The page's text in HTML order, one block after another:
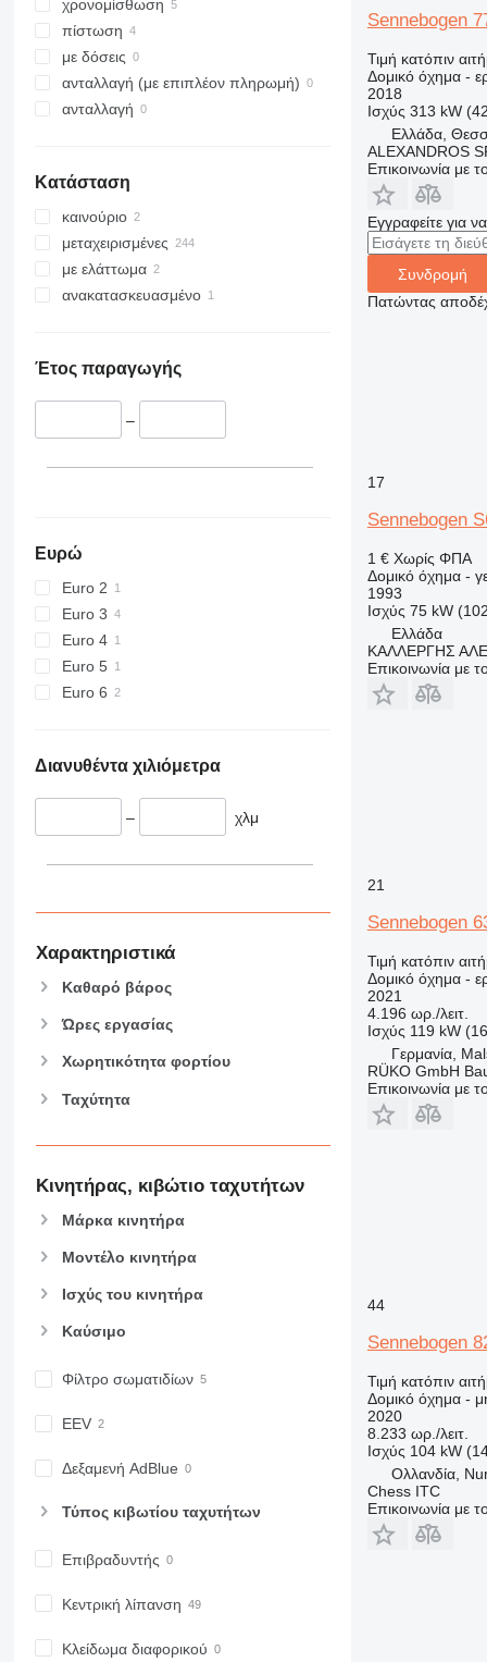
330
336
340
345
365
374
390
395
416
426
434
926
938
950
955
963
966
972
980
982
990
992
C-series
CB
D series
E-series
GC
MH
PM
S-Series
TM
VMT
Vibromax
χρονομίσθωση
πίστωση
με δόσεις
ανταλλαγή (με επιπλέον πληρωμή)
ανταλλαγή
Κατάσταση
καινούριο
μεταχειρισμένες
με ελάττωμα
ανακατασκευασμένο
Έτος παραγωγής
–
Ευρώ
Euro 2
Euro 3
Euro 4
Euro 5
Euro 6
Διανυθέντα χιλιόμετρα
– χλμ
Χαρακτηριστικά
Καθαρό βάρος
Ώρες εργασίας
Χωρητικότητα φορτίου
Ταχύτητα
Κινητήρας, κιβώτιο ταχυτήτων
Μάρκα κινητήρα
Μοντέλο κινητήρα
Ισχύς του κινητήρα
Καύσιμο
Φίλτρο σωματιδίων
EEV
Δεξαμενή AdBlue
Τύπος κιβωτίου ταχυτήτων
Επιβραδυντής
Κεντρική λίπανση
Κλείδωμα διαφορικού
Sennebogen
Τιμή κατόπιν
Δομικό όχημα -
2018
Ισχύς 313 kW
Ελλάδα,
ALEXANDROS
Επικοινωνία με
Εγγραφείτε για
Συνδρομή
Πατώντας
17
Sennebogen
1 € Χωρίς ΦΠΑ
Δομικό όχημα -
1993
Ισχύς 75 kW
Ελλάδα
ΚΑΛΛΕΡΓΗΣ
Επικοινωνία με
21
Sennebogen
Τιμή κατόπιν
Δομικό όχημα -
2021
4.196 ωρ./λειτ.
Ισχύς 119 kW
Γερμανία,
RÜKO GmbH
Επικοινωνία με
44
Sennebogen
Τιμή κατόπιν
Δομικό όχημα -
2020
8.233 ωρ./λειτ.
Ισχύς 104 kW
Ολλανδία,
Chess ITC
Επικοινωνία με